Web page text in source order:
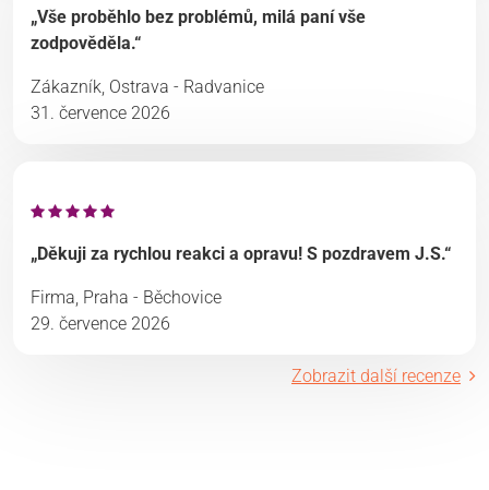
„Vše proběhlo bez problémů, milá paní vše
zodpověděla.“
Zákazník, Ostrava - Radvanice
31. července 2026
„Děkuji za rychlou reakci a opravu! S pozdravem J.S.“
Firma, Praha - Běchovice
29. července 2026
Zobrazit další recenze